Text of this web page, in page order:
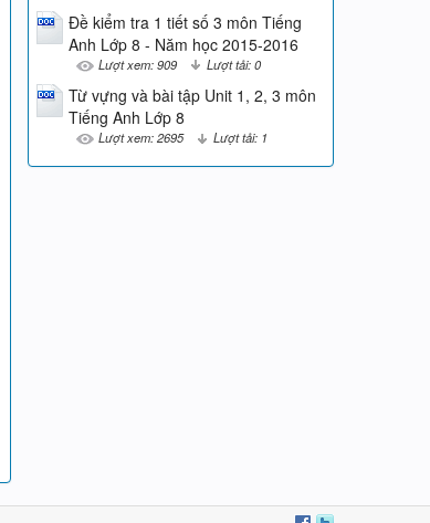
Đề kiểm tra 1 tiết số 3 môn Tiếng
Anh Lớp 8 - Năm học 2015-2016
Lượt xem: 909 Lượt tải: 0
Từ vựng và bài tập Unit 1, 2, 3 môn
Tiếng Anh Lớp 8
Lượt xem: 2695 Lượt tải: 1